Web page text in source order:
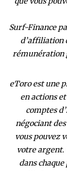
Surf-Finance
d’affiliation
rémunération
eToro est une
en actions
comptes
négociant
vous pouvez
votre argent.
dans